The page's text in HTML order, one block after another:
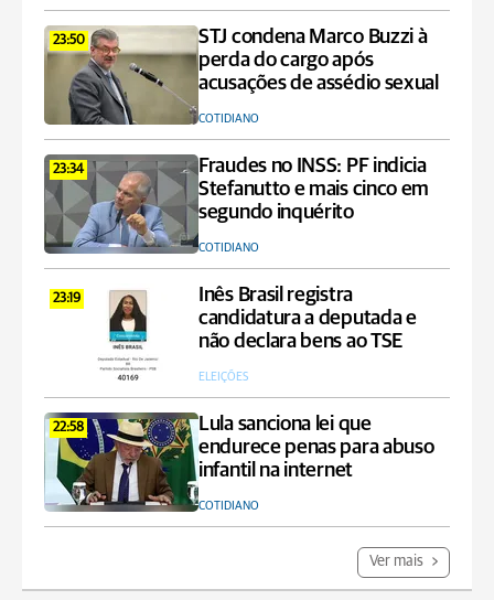
23:50
STJ condena Marco Buzzi à
perda do cargo após
acusações de assédio sexual
COTIDIANO
23:34
Fraudes no INSS: PF indicia
Stefanutto e mais cinco em
segundo inquérito
COTIDIANO
23:19
Inês Brasil registra
candidatura a deputada e
não declara bens ao TSE
ELEIÇÕES
22:58
Lula sanciona lei que
endurece penas para abuso
infantil na internet
COTIDIANO
Ver mais